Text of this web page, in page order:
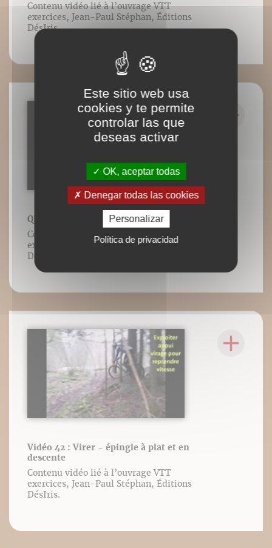
Contenu vidéo lié à l’ouvrage VTT
exercices, Jean-Paul Stéphan, Éditions
DésIris.
QR.41 : Virer - épingle en montée
Contenu vidéo lié à l’ouvrage VTT
exercices, Jean-Paul Stéphan, Éditions
DésIris.
Vidéo 42 : Virer - épingle à plat et en
descente
Contenu vidéo lié à l’ouvrage VTT
exercices, Jean-Paul Stéphan, Éditions
DésIris.
Este sitio web usa
cookies y te permite
controlar las que
deseas activar
OK, aceptar todas
Denegar todas las cookies
Personalizar
Política de privacidad